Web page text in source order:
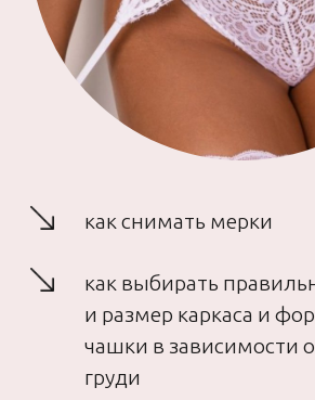
как должен сидеть правильный
бюстгальтер, который
не навредит вашему здоровью
А также еще до старта разберетесь какие
материалы подойдут для пошива
нижнего белья, какие нитки, иголки
будет купить все материалы со скидками